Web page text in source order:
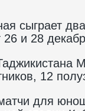
сыграет
и 28
12
для